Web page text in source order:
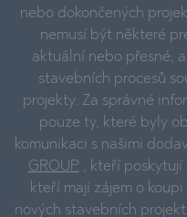
nebo dokončených
nemusí být některé
aktuální nebo přesné,
stavebních procesů
projekty. Za správné
pouze ty, které byly
komunikaci s našimi
GROUP , kteří
kteří mají zájem o
nových stavebních